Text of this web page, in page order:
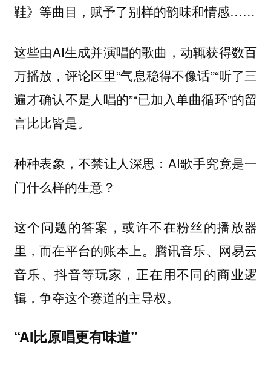
鞋》等曲目，赋予了别样的韵味和情感……
这些由AI生成并演唱的歌曲，动辄获得数百
万播放，评论区里“气息稳得不像话”“听了三
遍才确认不是人唱的”“已加入单曲循环”的留
言比比皆是。
种种表象，不禁让人深思：AI歌手究竟是一
门什么样的生意？
这个问题的答案，或许不在粉丝的播放器
里，而在平台的账本上。腾讯音乐、网易云
音乐、抖音等玩家，正在用不同的商业逻
辑，争夺这个赛道的主导权。
“AI比原唱更有味道”